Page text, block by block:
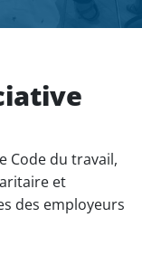
Code du travail,
et
des employeurs